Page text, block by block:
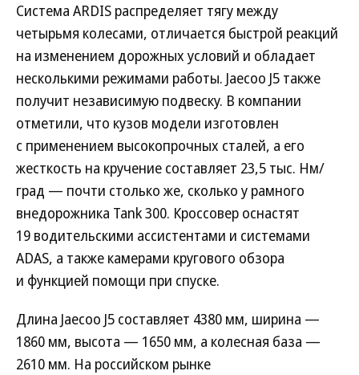
Система ARDIS распределяет тягу между
четырьмя колесами, отличается быстрой реакций
на изменением дорожных условий и обладает
несколькими режимами работы. Jaecoo J5 также
получит независимую подвеску. В компании
отметили, что кузов модели изготовлен
с применением высокопрочных сталей, а его
жесткость на кручение составляет 23,5 тыс. Нм/
град — почти столько же, сколько у рамного
внедорожника Tank 300. Кроссовер оснастят
19 водительскими ассистентами и системами
ADAS, а также камерами кругового обзора
и функцией помощи при спуске.
Длина Jaecoo J5 составляет 4380 мм, ширина —
1860 мм, высота — 1650 мм, а колесная база —
2610 мм. На российском рынке